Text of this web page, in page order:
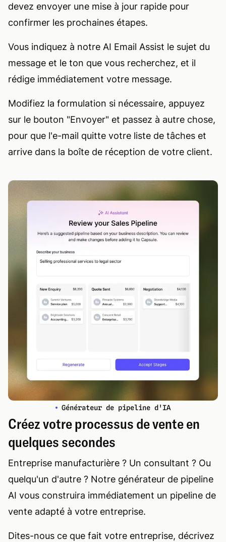
devez envoyer une mise à jour rapide pour
confirmer les prochaines étapes.
Vous indiquez à notre AI Email Assist le sujet du
message et le ton que vous recherchez, et il
rédige immédiatement votre message.
Modifiez la formulation si nécessaire, appuyez
sur le bouton "Envoyer" et passez à autre chose,
pour que l'e-mail quitte votre liste de tâches et
arrive dans la boîte de réception de votre client.
Générateur de pipeline d'IA
Créez votre processus de vente en
quelques secondes
Entreprise manufacturière ? Un consultant ? Ou
quelqu'un d'autre ? Notre générateur de pipeline
AI vous construira immédiatement un pipeline de
vente adapté à votre entreprise.
Dites-nous ce que fait votre entreprise, décrivez